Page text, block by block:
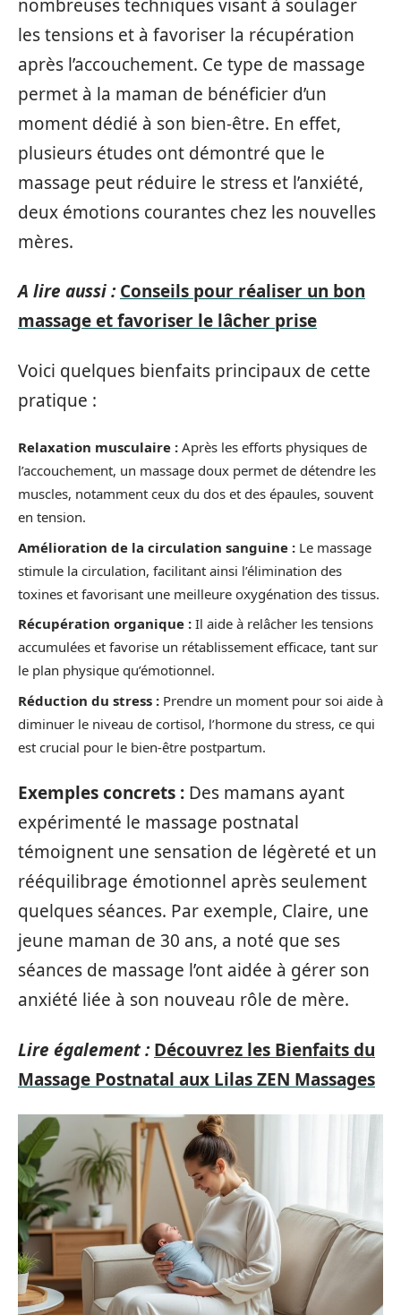
nombreuses techniques visant à soulager
les tensions et à favoriser la récupération
après l’accouchement. Ce type de massage
permet à la maman de bénéficier d’un
moment dédié à son bien-être. En effet,
plusieurs études ont démontré que le
massage peut réduire le stress et l’anxiété,
deux émotions courantes chez les nouvelles
mères.
A lire aussi : Conseils pour réaliser un bon
massage et favoriser le lâcher prise
Voici quelques bienfaits principaux de cette
pratique :
Relaxation musculaire : Après les efforts physiques de
l’accouchement, un massage doux permet de détendre les
muscles, notamment ceux du dos et des épaules, souvent
en tension.
Amélioration de la circulation sanguine : Le massage
stimule la circulation, facilitant ainsi l’élimination des
toxines et favorisant une meilleure oxygénation des tissus.
Récupération organique : Il aide à relâcher les tensions
accumulées et favorise un rétablissement efficace, tant sur
le plan physique qu’émotionnel.
Réduction du stress : Prendre un moment pour soi aide à
diminuer le niveau de cortisol, l’hormone du stress, ce qui
est crucial pour le bien-être postpartum.
Exemples concrets : Des mamans ayant
expérimenté le massage postnatal
témoignent une sensation de légèreté et un
rééquilibrage émotionnel après seulement
quelques séances. Par exemple, Claire, une
jeune maman de 30 ans, a noté que ses
séances de massage l’ont aidée à gérer son
anxiété liée à son nouveau rôle de mère.
Lire également : Découvrez les Bienfaits du
Massage Postnatal aux Lilas ZEN Massages